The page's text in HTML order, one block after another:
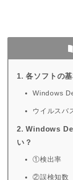
1. 各ソフトの
Windows
ウイルスバ
2. Windows
い？
①検出率
②誤検知数